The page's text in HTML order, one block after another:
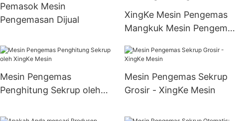
Pemasok Mesin
Pengemasan Dijual
XingKe Mesin Pengemas
Mangkuk Mesin Pengemas
Mesin Pengemas
Penghitung Sekrup oleh
Mesin Pengemas Sekrup
Grosir - XingKe Mesin